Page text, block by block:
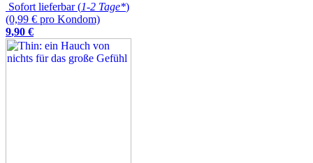
Sofort lieferbar (1-2 Tage*)
(0,99 € pro Kondom)
9,90 €